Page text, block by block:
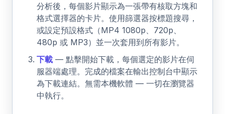
分析後，每個影片顯示為一張帶有核取方塊和
格式選擇器的卡片。使用篩選器按標題搜尋，
或設定預設格式（MP4 1080p、720p、
480p 或 MP3）並一次套用到所有影片。
下載— 點擊開始下載，每個選定的影片在伺
服器端處理。完成的檔案在輸出控制台中顯示
為下載連結。無需本機軟體 — 一切在瀏覽器
中執行。